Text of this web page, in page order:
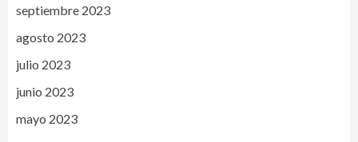
septiembre 2023
agosto 2023
julio 2023
junio 2023
mayo 2023